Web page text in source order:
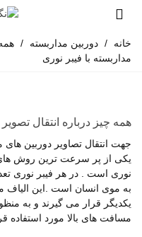
خانه / دوربین مداربسته /
مداربسته با فیبر نوری
همه چیز درباره انتقال
جهت انتقال تصاویر دوربین های
یکی از پر سرعت ترین روش های
نوری است . در هر فیبر نوری
به موی انسان است .این الیاف
یکدیگر قرار می گیرند و به
مسافت های بالا مورد استفاده